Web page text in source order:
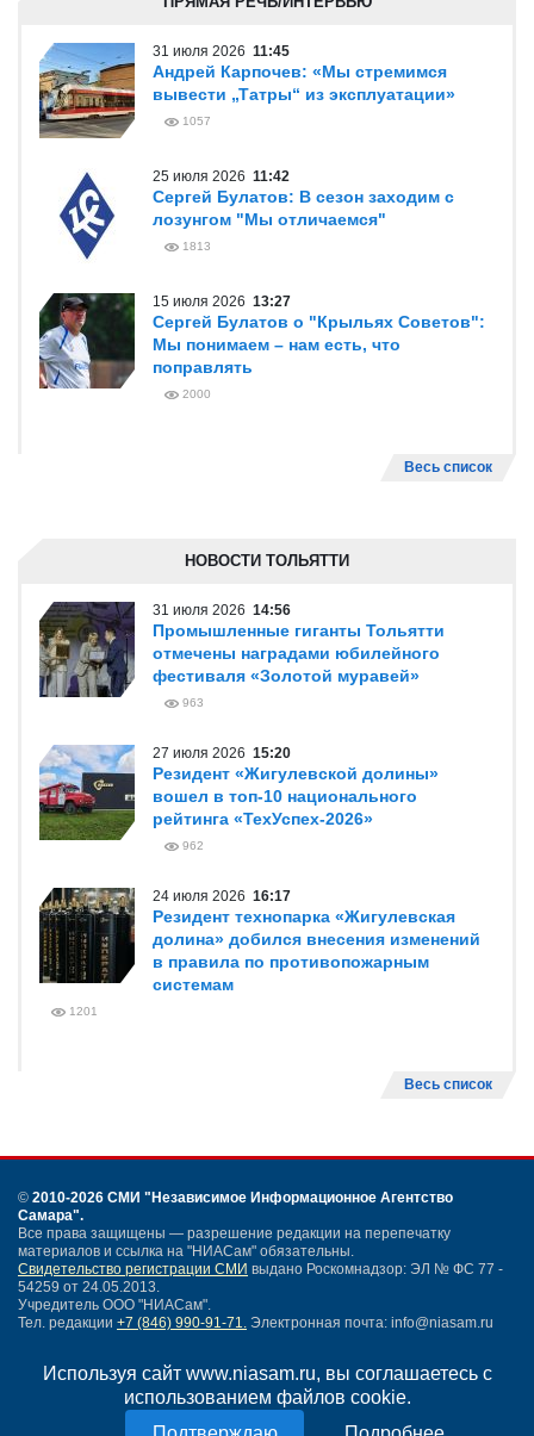
Используя сайт www.niasam.ru, вы соглашаетесь с
использованием файлов cookie.
31 июля 2026 11:45
Андрей Карпочев: «Мы стремимся
вывести „Татры“ из эксплуатации»
1057
25 июля 2026 11:42
Сергей Булатов: В сезон заходим с
лозунгом "Мы отличаемся"
1813
15 июля 2026 13:27
Сергей Булатов о "Крыльях Советов":
Мы понимаем – нам есть, что
поправлять
2000
Весь список
НОВОСТИ ТОЛЬЯТТИ
31 июля 2026 14:56
Промышленные гиганты Тольятти
отмечены наградами юбилейного
фестиваля «Золотой муравей»
963
27 июля 2026 15:20
Резидент «Жигулевской долины»
вошел в топ-10 национального
рейтинга «ТехУспех-2026»
962
24 июля 2026 16:17
Резидент технопарка «Жигулевская
долина» добился внесения изменений
в правила по противопожарным
системам
1201
Весь список
© 2010-2026 СМИ "Независимое Информационное Агентство
Самара".
Все права защищены — разрешение редакции на перепечатку
материалов и ссылка на "НИАСам" обязательны.
Свидетельство регистрации СМИ выдано Роскомнадзор: ЭЛ № ФС 77 -
54259 от 24.05.2013.
Учредитель ООО "НИАСам".
Тел. редакции +7 (846) 990-91-71. Электронная почта: info@niasam.ru
Карта сайта
Нашли ошибку?
Политика конфиденциальности